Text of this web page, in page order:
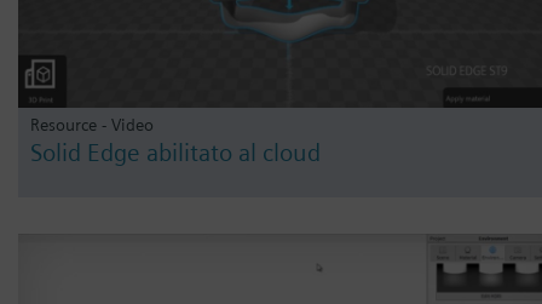
Resource - Video
Solid Edge abilitato al cloud